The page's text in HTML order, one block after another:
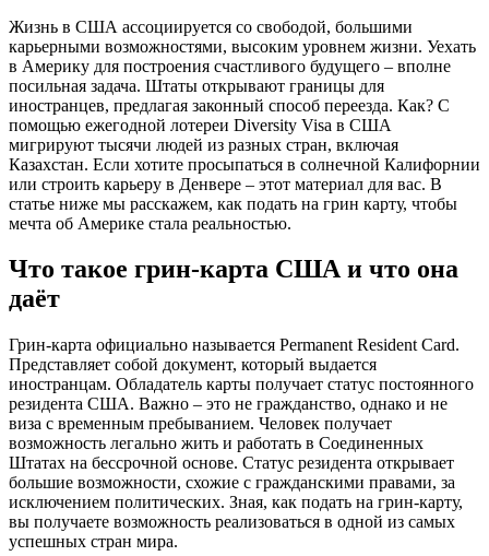
Жизнь в США ассоциируется со свободой, большими
карьерными возможностями, высоким уровнем жизни. Уехать
в Америку для построения счастливого будущего – вполне
посильная задача. Штаты открывают границы для
иностранцев, предлагая законный способ переезда. Как? С
помощью ежегодной лотереи Diversity Visa в США
мигрируют тысячи людей из разных стран, включая
Казахстан. Если хотите просыпаться в солнечной Калифорнии
или строить карьеру в Денвере – этот материал для вас. В
статье ниже мы расскажем, как подать на грин карту, чтобы
мечта об Америке стала реальностью.
Что такое грин-карта США и что она
даёт
Грин-карта официально называется Permanent Resident Card.
Представляет собой документ, который выдается
иностранцам. Обладатель карты получает статус постоянного
резидента США. Важно – это не гражданство, однако и не
виза с временным пребыванием. Человек получает
возможность легально жить и работать в Соединенных
Штатах на бессрочной основе. Статус резидента открывает
большие возможности, схожие с гражданскими правами, за
исключением политических. Зная, как подать на грин-карту,
вы получаете возможность реализоваться в одной из самых
успешных стран мира.